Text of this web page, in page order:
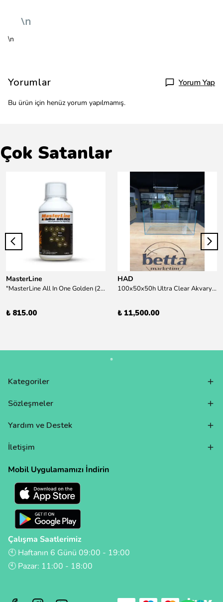
\n
\n
Yorumlar Yorum Yap
Bu ürün için henüz yorum yapılmamış.
Çok Satanlar
MasterLine
"MasterLine All In One Golden (200 ml) Daha yüksek zorluk derecesine sahip bitkiler için Özel formül Tam Besin "
₺ 815.00
HAD
100x50x50h Ultra Clear Akvaryum 10mm 90derece Birleşim /Sadece Otobüs Kargosu ile Gönderim Yapılır !
₺ 11,500.00
Kategoriler
Sözleşmeler
Yardım ve Destek
İletişim
Mobil Uygulamamızı İndirin
Çalışma Saatlerimiz
🕙 Haftanın 6 Günü 09:00 - 19:00
🕙 Pazar: 11:00 - 18:00